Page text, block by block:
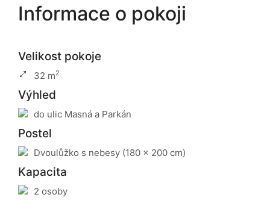
Informace o pokoji
Velikost pokoje
32 m2
Výhled
do ulic Masná a Parkán
Postel
Dvoulůžko s nebesy (180 x 200 cm)
Kapacita
2 osoby